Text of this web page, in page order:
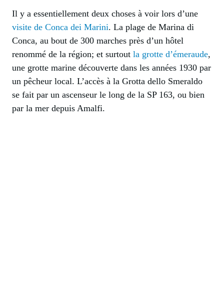
Il y a essentiellement deux choses à voir lors d’une
visite de Conca dei Marini. La plage de Marina di
Conca, au bout de 300 marches près d’un hôtel
renommé de la région; et surtout la grotte d’émeraude,
une grotte marine découverte dans les années 1930 par
un pêcheur local. L’accès à la Grotta dello Smeraldo
se fait par un ascenseur le long de la SP 163, ou bien
par la mer depuis Amalfi.